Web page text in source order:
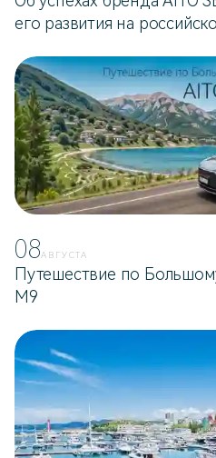
его развития на
08АВГУСТА
Путешествие по
M9